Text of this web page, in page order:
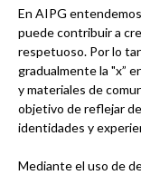
En AIPG
puede contribuir a
respetuoso. Por lo
gradualmente la "x”
y materiales de
objetivo de reflejar
identidades y
Mediante el uso de